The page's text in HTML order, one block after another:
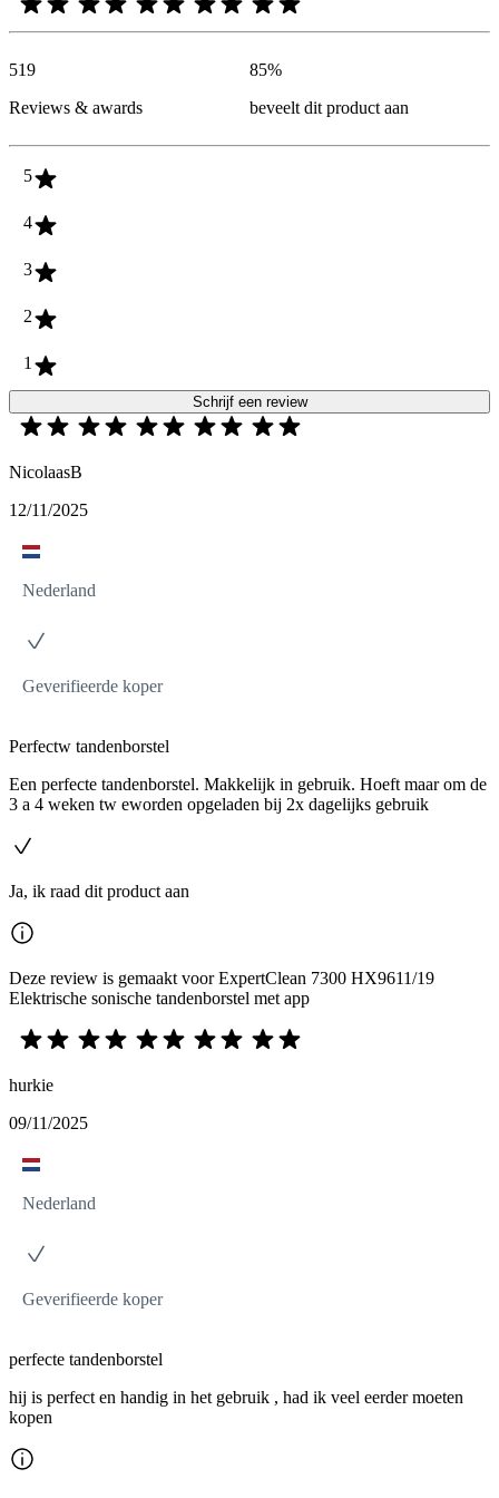
519
Reviews & awards
85%
beveelt dit product aan
5
4
3
2
1
Schrijf een review
NicolaasB
12/11/2025
Nederland
Geverifieerde koper
Perfectw tandenborstel
Een perfecte tandenborstel. Makkelijk in gebruik. Hoeft maar om de
3 a 4 weken tw eworden opgeladen bij 2x dagelijks gebruik
Ja, ik raad dit product aan
Deze review is gemaakt voor ExpertClean 7300 HX9611/19
Elektrische sonische tandenborstel met app
hurkie
09/11/2025
Nederland
Geverifieerde koper
perfecte tandenborstel
hij is perfect en handig in het gebruik , had ik veel eerder moeten
kopen